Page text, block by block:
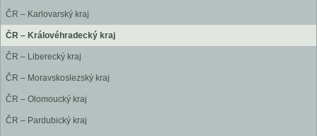
ČR – Karlovarský kraj
ČR – Královéhradecký kraj
ČR – Liberecký kraj
ČR – Moravskoslezský kraj
ČR – Olomoucký kraj
ČR – Pardubický kraj